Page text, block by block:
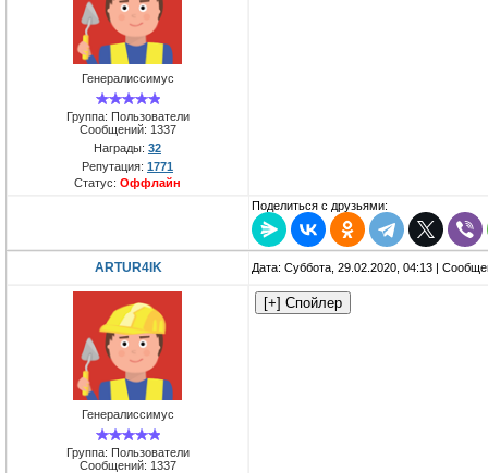
Генералиссимус
Группа: Пользователи
Сообщений: 1337
Награды: 32
Репутация: 1771
Статус: Оффлайн
Поделиться с друзьями:
ARTUR4IK Дата: Суббота, 29.02.2020, 04:13 |
Генералиссимус
Группа: Пользователи
Сообщений: 1337